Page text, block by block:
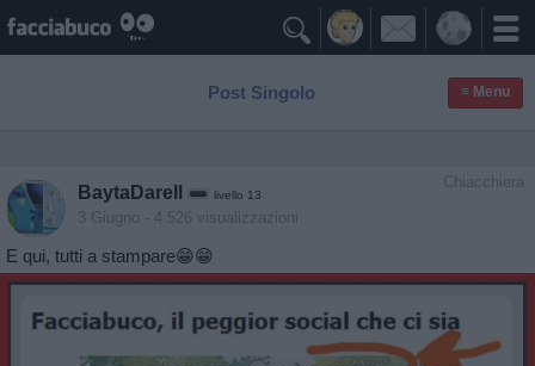

Post Singolo ≡ Menu
Chiacchiera
BaytaDarell livello 13
3 Giugno - 4.526 visualizzazioni
E qui, tutti a stampare😁😁